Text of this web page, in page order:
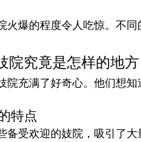
火爆的程度令人吃惊。不
院究竟是怎样的地
院充满了好奇心。他们想
特点
备受欢迎的妓院，吸引了